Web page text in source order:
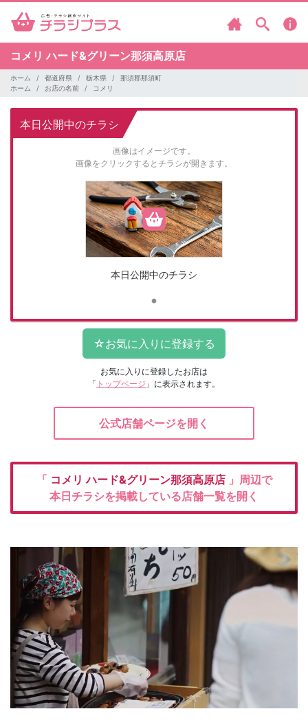
コメリハード&グリーン那須高原店
ホーム 都道府県 栃木県
那須郡那須町
ホーム
お店の名前 コメリ
本日公開中のチラシ
画像はイメージです。
画像をクリックするとチラシが開きます。
本日公開中のチラシ
お気に入りに登録したお店は
「 トップページ 」に表示されます。
公式店舗ページを開く
「 コメリハード&グリーン那須高原店 」周辺で
本日チラシを掲載している店舗一覧を開く